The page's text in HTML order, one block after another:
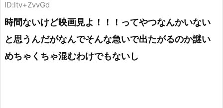
ID:ltv+ZvvGd
時間ないけど映画見よ！！！ってやつなんかいない
と思うんだがなんでそんな急いで出たがるのか謎い
めちゃくちゃ混むわけでもないし